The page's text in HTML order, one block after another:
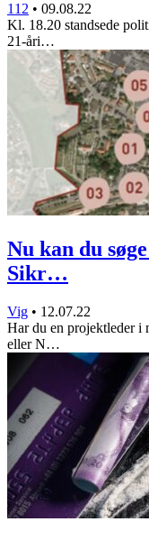
112 • 09.08.22
Kl. 18.20 standsede
21-åri…
Nu kan du
Sikr…
Vig • 12.07.22
Har du en projektleder i
eller N…